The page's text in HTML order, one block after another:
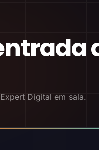
Digital em sala.